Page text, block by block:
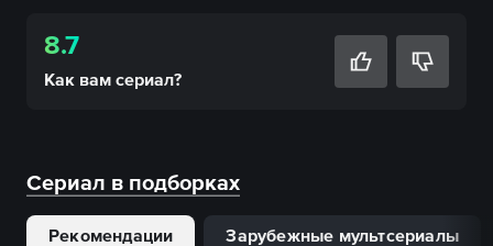
8.7
Как вам сериал?
Сериал в подборках
Рекомендации Зарубежные мультсериалы